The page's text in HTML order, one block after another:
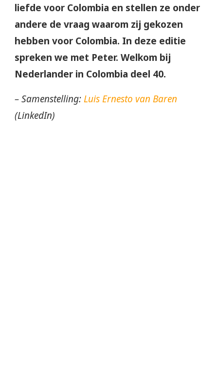
liefde voor Colombia en stellen ze onder
andere de vraag waarom zij gekozen
hebben voor Colombia. In deze editie
spreken we met Peter. Welkom bij
Nederlander in Colombia deel 40.
– Samenstelling:Luis Ernesto van Baren
(LinkedIn)